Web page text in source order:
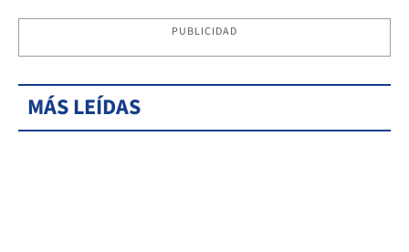
PUBLICIDAD
MÁS LEÍDAS